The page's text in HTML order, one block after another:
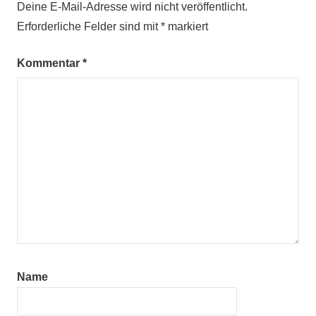
Deine E-Mail-Adresse wird nicht veröffentlicht.
Erforderliche Felder sind mit* markiert
Kommentar *
Name